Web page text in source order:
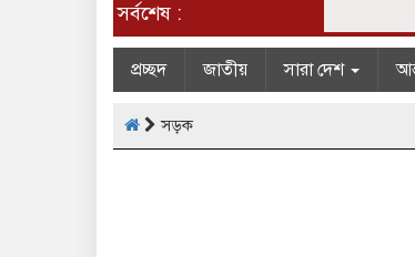
সর্বশেষ :
প্রচ্ছদ জাতীয় সারা দেশ
সড়ক